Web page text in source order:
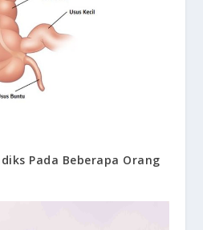
Pada Beberapa Orang